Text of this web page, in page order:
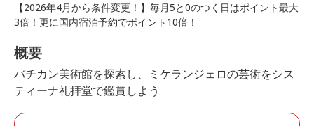
【2026年4月から条件変更！】毎月5と0のつく日はポイント最大
3倍！更に国内宿泊予約でポイント10倍！
概要
バチカン美術館を探索し、ミケランジェロの芸術をシス
ティーナ礼拝堂で鑑賞しよう